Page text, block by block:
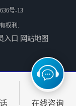
嘉定区小面积仓库，电商仓库，10平起租
号-13
权利.
入口 网站地图
在线咨询